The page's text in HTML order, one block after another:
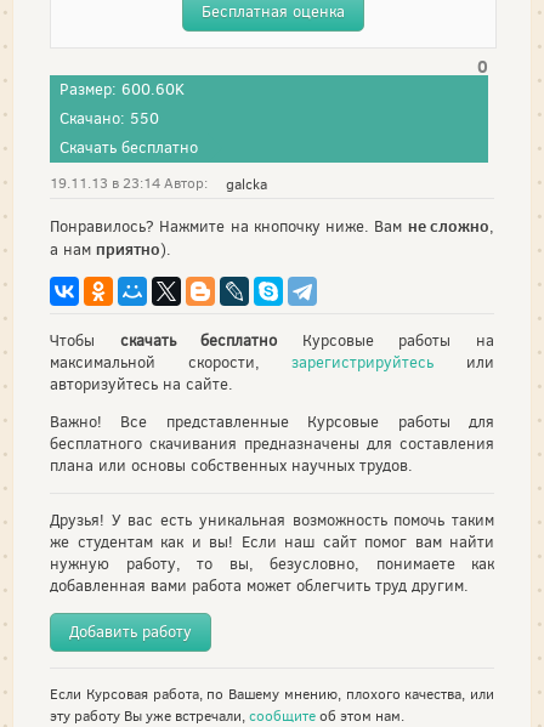
Бесплатная оценка
0
Размер: 600.60K
Скачано: 550
Скачать бесплатно
19.11.13 в 23:14 Автор: galcka
Понравилось? Нажмите на кнопочку ниже. Вам не сложно,
а нам приятно).
Чтобы скачать бесплатно Курсовые работы на
максимальной скорости,зарегистрируйтесь или
авторизуйтесь на сайте.
Важно! Все представленные Курсовые работы для
бесплатного скачивания предназначены для составления
плана или основы собственных научных трудов.
Друзья! У вас есть уникальная возможность помочь таким
же студентам как и вы! Если наш сайт помог вам найти
нужную работу, то вы, безусловно, понимаете как
добавленная вами работа может облегчить труд другим.
Добавить работу
Если Курсовая работа, по Вашему мнению, плохого качества, или
эту работу Вы уже встречали,сообщитеоб этом нам.